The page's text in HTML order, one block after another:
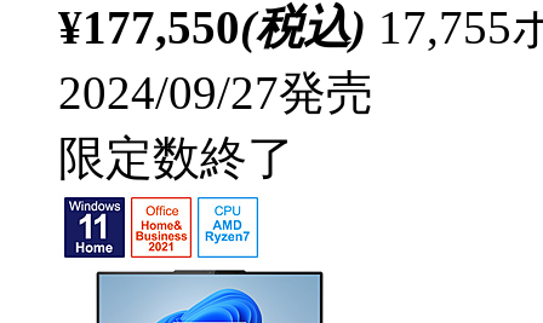
¥177,550(税込) 17,755
2024/09/27発売
限定数終了